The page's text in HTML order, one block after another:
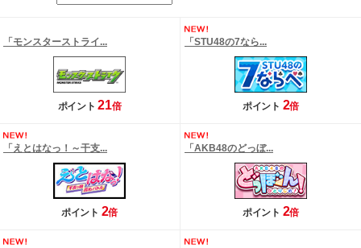
「モンスターストライ...
ポイント21倍
「STU48の7なら...
ポイント 2倍
「えとはなっ！～干支...
ポイント 2倍
「AKB48のどっぼ...
ポイント 2倍